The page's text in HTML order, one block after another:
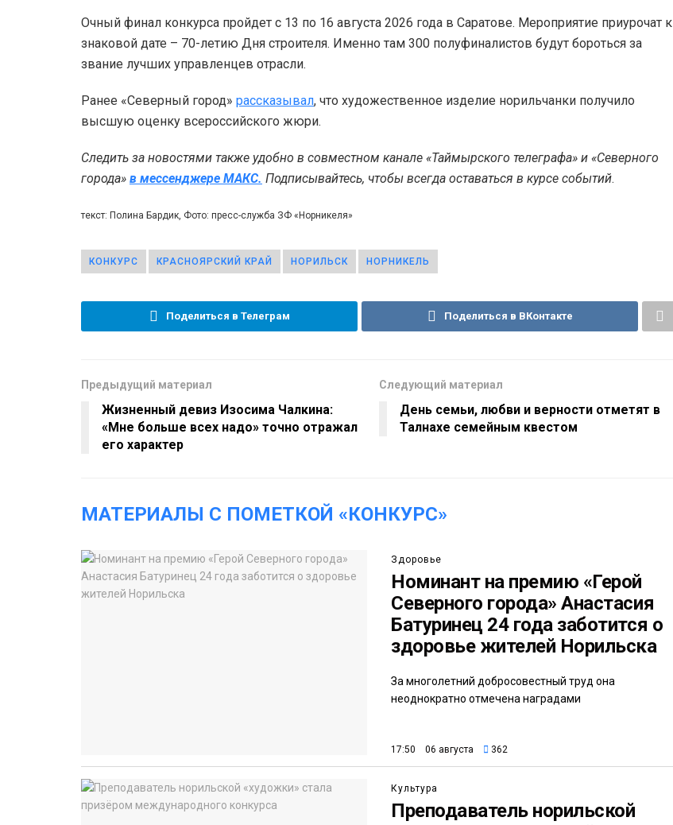
Очный финал конкурса пройдет с 13 по 16 августа 2026 года в Саратове. Мероприятие приурочат к
знаковой дате – 70-летию Дня строителя. Именно там 300 полуфиналистов будут бороться за
звание лучших управленцев отрасли.
Ранее «Северный город» рассказывал, что художественное изделие норильчанки получило
высшую оценку всероссийского жюри.
Следить за новостями также удобно в совместном канале «Таймырского телеграфа» и «Северного
города» в мессенджере МАКС. Подписывайтесь, чтобы всегда оставаться в курсе событий.
текст: Полина Бардик, Фото: пресс-служба ЗФ «Норникеля»
КОНКУРС КРАСНОЯРСКИЙ КРАЙ НОРИЛЬСК НОРНИКЕЛЬ
Поделиться в Телеграм Поделиться в ВКонтакте
Предыдущий материал
Жизненный девиз Изосима Чалкина:
«Мне больше всех надо» точно отражал
его характер
Следующий материал
День семьи, любви и верности отметят в
Талнахе семейным квестом
МАТЕРИАЛЫ С ПОМЕТКОЙ «КОНКУРС»
Здоровье
Номинант на премию «Герой
Северного города» Анастасия
Батуринец 24 года заботится о
здоровье жителей Норильска
За многолетний добросовестный труд она
неоднократно отмечена наградами
17:50 06 августа 362
Культура
Преподаватель норильской